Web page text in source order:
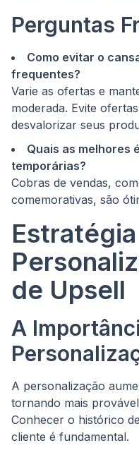
Perguntas
Como evitar o
frequentes?
Varie as ofertas e
moderada. Evite
desvalorizar seus
Quais as melhores
temporárias?
Cobras de vendas,
comemorativas, são
de Upsell
A
A personalização
tornando mais
Conhecer o histórico
cliente é fundamental.